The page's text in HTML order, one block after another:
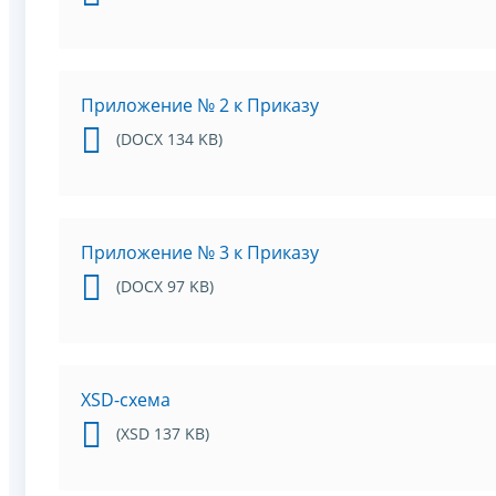
Приложение № 2 к Приказу
(DOCX 134 KB)
Приложение № 3 к Приказу
(DOCX 97 KB)
XSD-схема
(XSD 137 KB)